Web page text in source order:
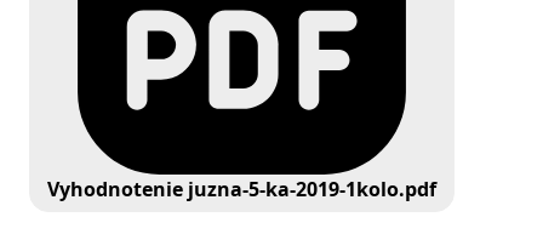
Vyhodnotenie juzna-5-ka-2019-1kolo.pdf